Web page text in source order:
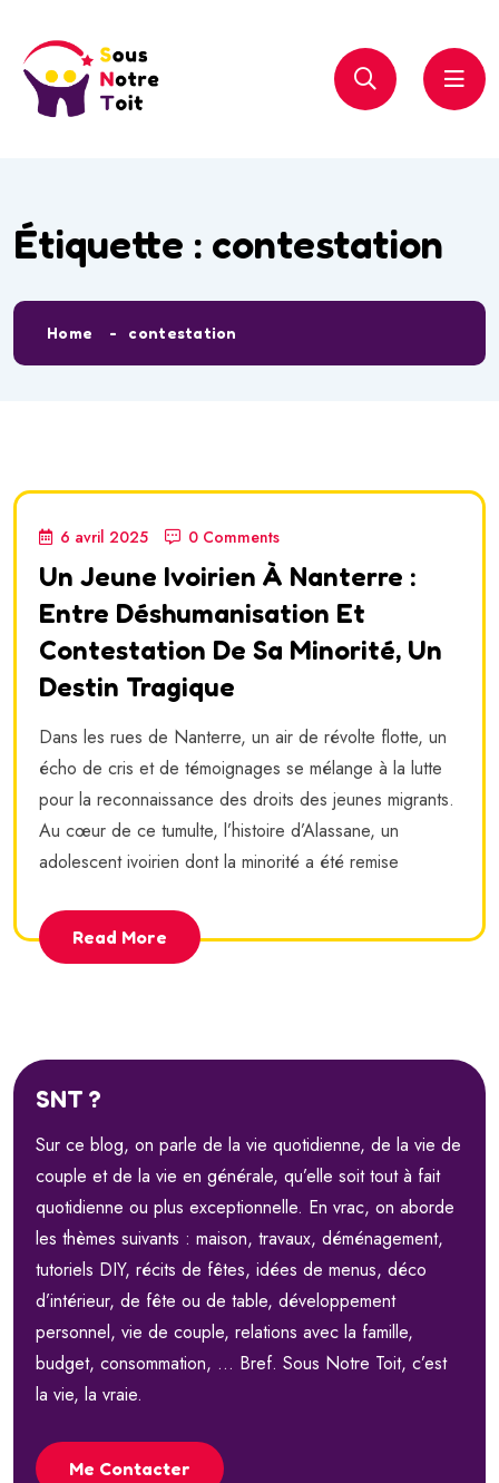
Étiquette : contestation
Home contestation
6 avril 2025 0 Comments
Un Jeune Ivoirien À Nanterre :
Entre Déshumanisation Et
Contestation De Sa Minorité, Un
Destin Tragique
Dans les rues de Nanterre, un air de révolte flotte, un
écho de cris et de témoignages se mélange à la lutte
pour la reconnaissance des droits des jeunes migrants.
Au cœur de ce tumulte, l’histoire d’Alassane, un
adolescent ivoirien dont la minorité a été remise
Read More
SNT ?
Sur ce blog, on parle de la vie quotidienne, de la vie de
couple et de la vie en générale, qu’elle soit tout à fait
quotidienne ou plus exceptionnelle. En vrac, on aborde
les thèmes suivants : maison, travaux, déménagement,
tutoriels DIY, récits de fêtes, idées de menus, déco
d’intérieur, de fête ou de table, développement
personnel, vie de couple, relations avec la famille,
budget, consommation, … Bref. Sous Notre Toit, c’est
la vie, la vraie.
Me Contacter